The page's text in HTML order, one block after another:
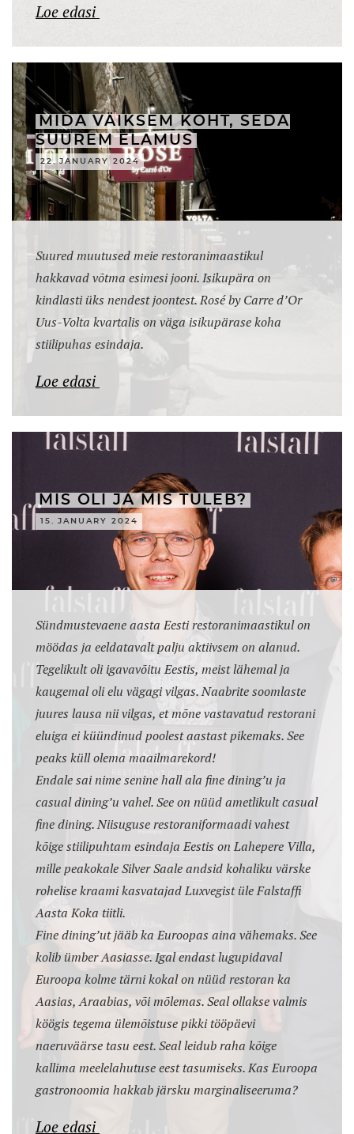
Loe edasi
MIDA VÄIKSEM KOHT, SEDA
SUUREM ELAMUS
22. JANUARY 2024
Suured muutused meie restoranimaastikul
hakkavad võtma esimesi jooni. Isikupära on
kindlasti üks nendest joontest. Rosé by Carre d’Or
Uus-Volta kvartalis on väga isikupärase koha
stiilipuhas esindaja.
Loe edasi
MIS OLI JA MIS TULEB?
15. JANUARY 2024
Sündmustevaene aasta Eesti restoranimaastikul on
möödas ja eeldatavalt palju aktiivsem on alanud.
Tegelikult oli igavavõitu Eestis, meist lähemal ja
kaugemal oli elu vägagi vilgas. Naabrite soomlaste
juures lausa nii vilgas, et mõne vastavatud restorani
eluiga ei küündinud poolest aastast pikemaks. See
peaks küll olema maailmarekord!
Endale sai nime senine hall ala fine dining’u ja
casual dining’u vahel. See on nüüd ametlikult casual
fine dining. Niisuguse restoraniformaadi vahest
kõige stiilipuhtam esindaja Eestis on Lahepere Villa,
mille peakokale Silver Saale andsid kohaliku värske
rohelise kraami kasvatajad Luxvegist üle Falstaffi
Aasta Koka tiitli.
Fine dining’ut jääb ka Euroopas aina vähemaks. See
kolib ümber Aasiasse. Igal endast lugupidaval
Euroopa kolme tärni kokal on nüüd restoran ka
Aasias, Araabias, või mõlemas. Seal ollakse valmis
köögis tegema ülemõistuse pikki tööpäevi
naeruväärse tasu eest. Seal leidub raha kõige
kallima meelelahutuse eest tasumiseks. Kas Euroopa
gastronoomia hakkab järsku marginaliseeruma?
Loe edasi